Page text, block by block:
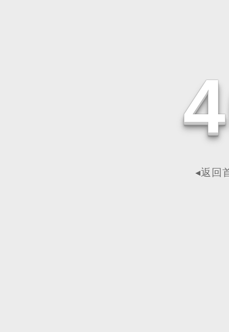
4
◂返回